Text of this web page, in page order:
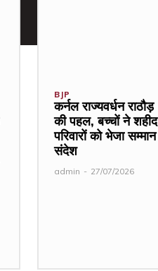
BJP
कर्नल राज्यवर्धन राठौड़
की पहल, बच्चों ने शहीद
परिवारों को भेजा सम्मान
संदेश
admin - 27/07/2026